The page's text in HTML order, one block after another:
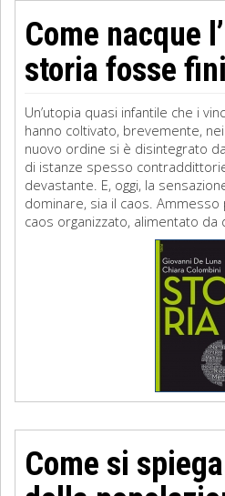
Come nacque
storia fosse
Un’utopia quasi infantile che i
hanno coltivato, brevemente,
nuovo ordine si è disintegrato
di istanze spesso
devastante. E, oggi, la
dominare, sia il caos.
caos organizzato, alimentato
Come si